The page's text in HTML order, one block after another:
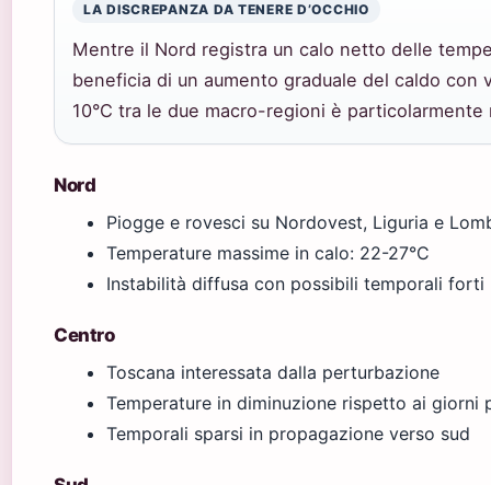
LA DISCREPANZA DA TENERE D’OCCHIO
Mentre il Nord registra un calo netto delle
beneficia di un aumento graduale del caldo
10°C tra le due macro-regioni è
Nord
Piogge e rovesci su Nordovest, Liguria e
Temperature massime in calo: 22-27°C
Instabilità diffusa con possibili temporali forti
Centro
Toscana interessata dalla perturbazione
Temperature in diminuzione rispetto ai giorni
Temporali sparsi in propagazione verso sud